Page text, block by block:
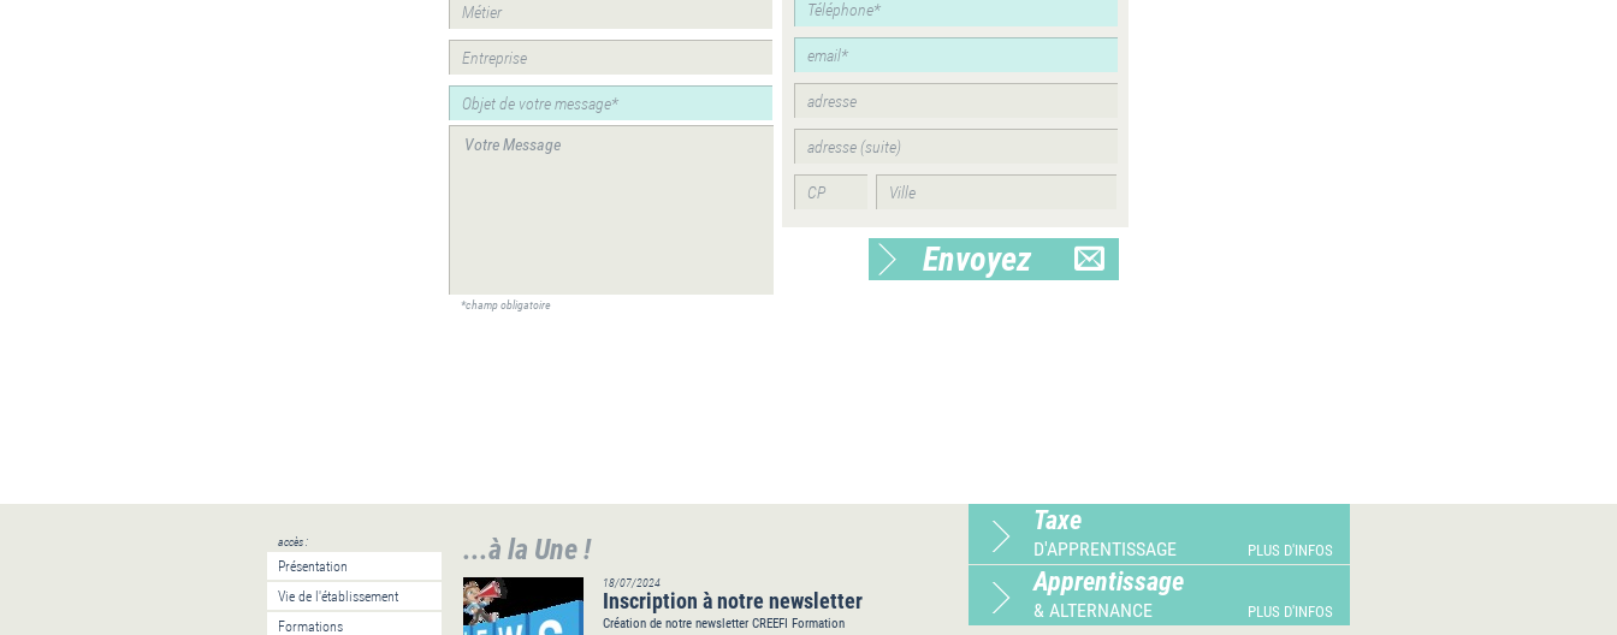
*champ obligatoire
Envoyez
accès :
Présentation
Vie de l'établissement
Formations
...à la Une !
18/07/2024
Inscription à notre newsletter
Création de notre newsletter CREEFI Formation
Taxe
D'APPRENTISSAGE PLUS D'INFOS
Apprentissage
& ALTERNANCE PLUS D'INFOS